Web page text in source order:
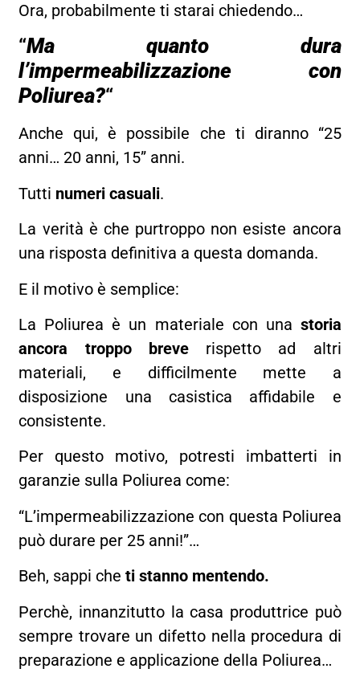
Ora, probabilmente ti starai chiedendo…
“Ma quanto dura
l’impermeabilizzazione con
Poliurea?“
Anche qui, è possibile che ti diranno “25
anni… 20 anni, 15” anni.
Tutti numeri casuali.
La verità è che purtroppo non esiste ancora
una risposta definitiva a questa domanda.
E il motivo è semplice:
La Poliurea è un materiale con una storia
ancora troppo breverispetto ad altri
materiali, e difficilmente mette a
disposizione una casistica affidabile e
consistente.
Per questo motivo, potresti imbatterti in
garanzie sulla Poliurea come:
“L’impermeabilizzazione con questa Poliurea
può durare per 25 anni!”…
Beh, sappi cheti stanno mentendo.
Perchè, innanzitutto la casa produttrice può
sempre trovare un difetto nella procedura di
preparazione e applicazione della Poliurea…